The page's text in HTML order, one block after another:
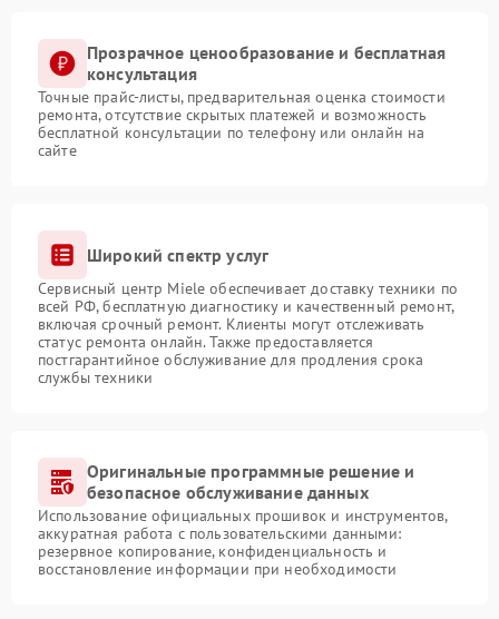
Прозрачное ценообразование и бесплатная
консультация
Точные прайс-листы, предварительная оценка стоимости
ремонта, отсутствие скрытых платежей и возможность
бесплатной консультации по телефону или онлайн на
сайте
Широкий спектр услуг
Сервисный центр Miele обеспечивает доставку техники по
всей РФ, бесплатную диагностику и качественный ремонт,
включая срочный ремонт. Клиенты могут отслеживать
статус ремонта онлайн. Также предоставляется
постгарантийное обслуживание для продления срока
службы техники
Оригинальные программные решение и
безопасное обслуживание данных
Использование официальных прошивок и инструментов,
аккуратная работа с пользовательскими данными:
резервное копирование, конфиденциальность и
восстановление информации при необходимости